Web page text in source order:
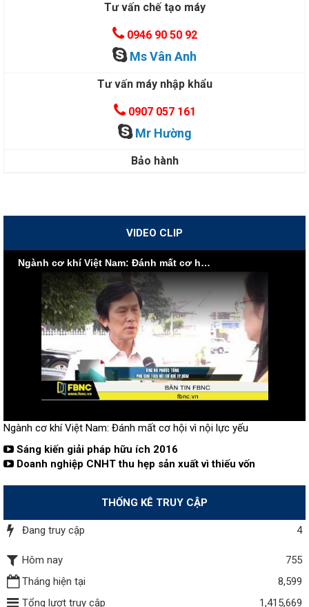
Tư vấn chế tạo máy
0946 90 50 92
Ms Vân Anh
Tư vấn máy nhập khẩu
0907 057 161
Mr Hường
Bảo hành
VIDEO CLIP
Ngành cơ khí Việt Nam: Đánh mất cơ hội vì nội lực yếu
Ngành cơ khí Việt Nam: Đánh mất cơ hội vì nội lực yếu
Sáng kiến giải pháp hữu ích 2016
Doanh nghiệp CNHT thu hẹp sản xuất vì thiếu vốn
THỐNG KÊ TRUY CẬP
Đang truy cập 4
Hôm nay
755
Tháng hiện tại
8,599
Tổng lượt truy cập
1,415,669